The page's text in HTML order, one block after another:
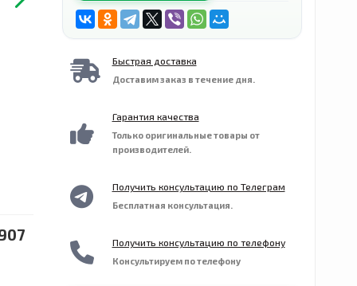
Быстрая доставка
Доставим заказ в течение дня.
Гарантия качества
Только оригинальные товары от
производителей.
Получить консультацию по Телеграм
Бесплатная консультация.
Получить консультацию по телефону
Консультируем по телефону